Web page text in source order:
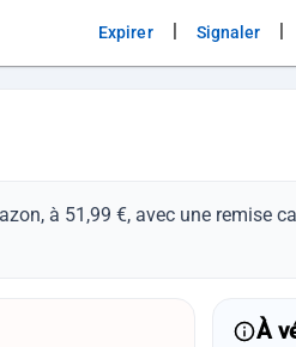
Expirer | Signaler |
à 51,99 €, avec une remise
À